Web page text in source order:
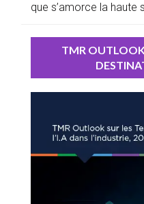
que s’amorce la haute
TMR